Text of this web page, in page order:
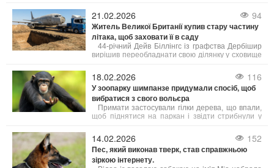
кіоску. У ролику він просить продати йому
журнал «з дівчатами», пояснюючи, що через
відсутність електрики не може дивитися
інтимний контент онлайн.
21.02.2026 94
Житель Великої Британії купив стару частину
літака, щоб заховати її в саду
44-річний Дейв Біллінгс із графства Дербішир
вирішив переобладнати свою ділянку у сховище
він придбав через Facebook Marketplace
хвостову частину Boeing 737, яку планує
поховати під землею та переобладнати на
повноцінний захищений бункер.
18.02.2026 116
У зоопарку шимпанзе придумали спосіб, щоб
вибратися з свого вольєра
Примати застосували гілки дерева, що впали,
щоб піднятися на паркан і звідти стрибнули у
гостей. Такі несподівані сусіди на прогулянковій
стежці — це далеко не щоденне явище.
14.02.2026 152
Пес, який виконав тверк, став справжньою
зіркою інтернету.